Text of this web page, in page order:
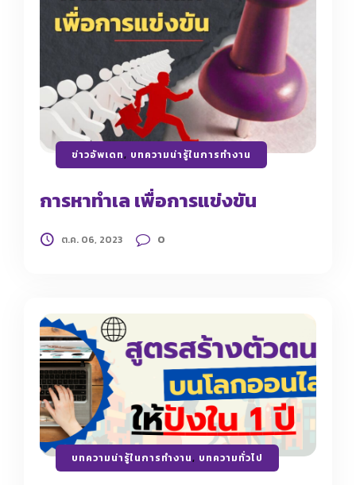
ข่าวอัพเดท, บทความน่ารู้ในการทำงาน
การหาทำเล เพื่อการแข่งขัน
ต.ค. 06, 2023 0
บทความน่ารู้ในการทำงาน, บทความทั่วไป